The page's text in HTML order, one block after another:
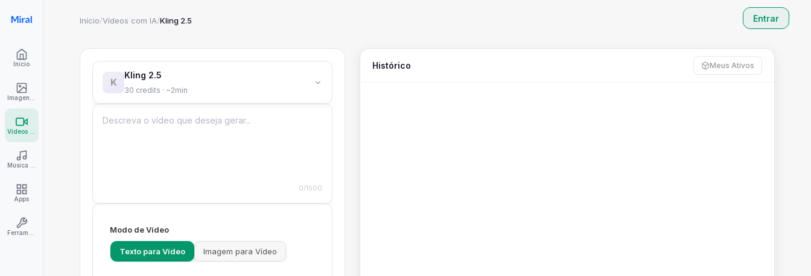
Início
Apps
Início/Vídeos com IA/Kling 2.5
K
Kling 2.5
30 credits · ~2min
0/1500
Modo de Vídeo
Texto para Vídeo Imagem para Vídeo
Histórico Meus Ativos
Entrar